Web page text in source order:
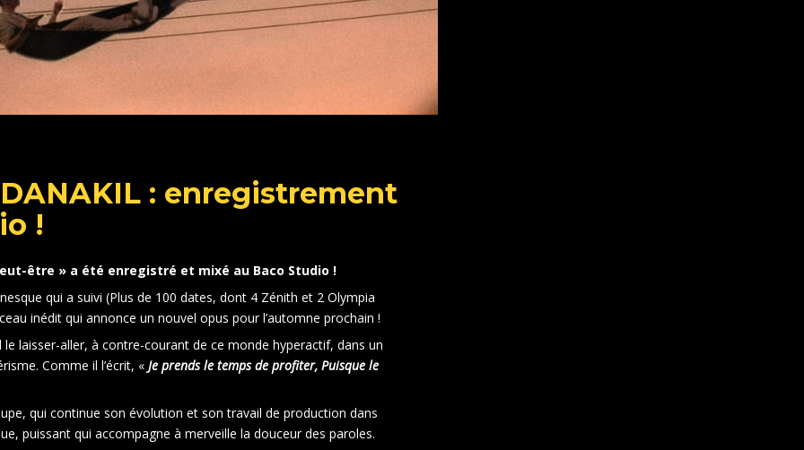
: enregistrement
!
être » a été enregistré et mixé au Baco Studio !
qui a suivi (Plus de 100 dates, dont 4 Zénith et 2 Olympia
inédit qui annonce un nouvel opus pour l’automne prochain !
laisser-aller, à contre-courant de ce monde hyperactif, dans un
Comme il l’écrit, «Je prends le temps de profiter, Puisque le
qui continue son évolution et son travail de production dans
puissant qui accompagne à merveille la douceur des paroles.